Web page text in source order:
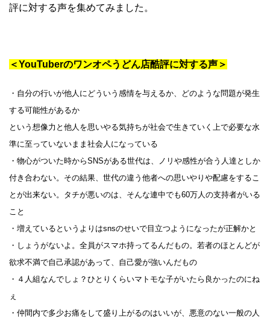
評に対する声を集めてみました。
＜YouTuberのワンオペうどん店酷評に対する声＞
・自分の行いが他人にどういう感情を与えるか、どのような問題が発生
する可能性があるか
という想像力と他人を思いやる気持ちが社会で生きていく上で必要な水
準に至っていないまま社会人になっている
・物心がついた時からSNSがある世代は、ノリや感性が合う人達としか
付き合わない。その結果、世代の違う他者への思いやりや配慮をするこ
とが出来ない。タチが悪いのは、そんな連中でも60万人の支持者がいる
こと
・増えているというよりはsnsのせいで目立つようになったが正解かと
・しょうがないよ。全員がスマホ持ってるんだもの。若者のほとんどが
欲求不満で自己承認があって、自己愛が強いんだもの
・４人組なんでしょ？ひとりくらいマトモな子がいたら良かったのにね
ぇ
・仲間内で多少お痛をして盛り上がるのはいいが、悪意のない一般の人